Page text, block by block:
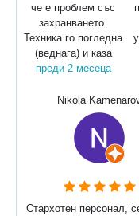
че е проблем със
захранването.
Техника го погледна
(веднага) и каза
преди 2 месеца
Nikola
Стархотен персонал,